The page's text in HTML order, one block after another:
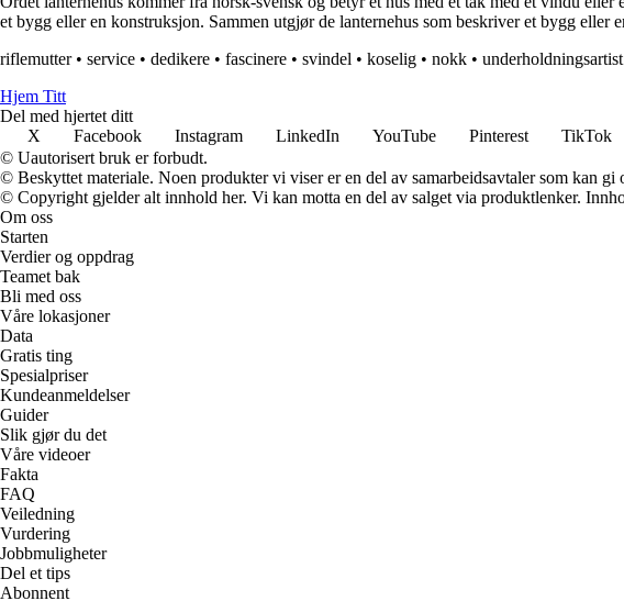
et bygg eller en konstruksjon. Sammen utgjør de lanternehus som beskriver et bygg eller
riflemutter• service • dedikere • fascinere • svindel • koselig • nokk • underholdningsartist
Hjem Titt
Del med hjertet ditt
X
Facebook Instagram LinkedIn YouTube Pinterest TikTok
© Uautorisert bruk er forbudt.
© Beskyttet materiale. Noen produkter vi viser er en del av samarbeidsavtaler som kan gi
© Copyright gjelder alt innhold her. Vi kan motta en del av salget via produktlenker.
Om oss
Starten
Verdier og oppdrag
Teamet bak
Bli med oss
Våre lokasjoner
Data
Gratis ting
Spesialpriser
Kundeanmeldelser
Guider
Slik gjør du det
Våre videoer
Fakta
FAQ
Veiledning
Vurdering
Jobbmuligheter
Del et tips
Abonnent